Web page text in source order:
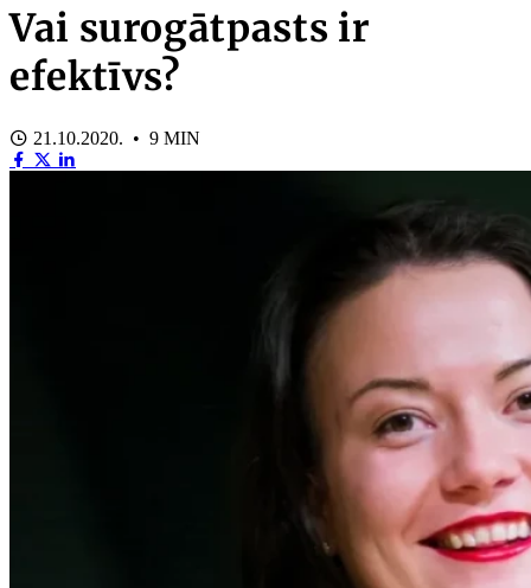
Vai surogātpasts ir
efektīvs?
21.10.2020. • 9 MIN